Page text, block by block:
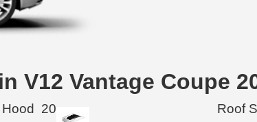
V12 Vantage Coupe
20 Roof